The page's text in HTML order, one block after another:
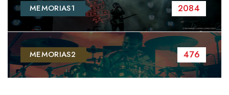
MEMORIAS1 2084
MEMORIAS2 476